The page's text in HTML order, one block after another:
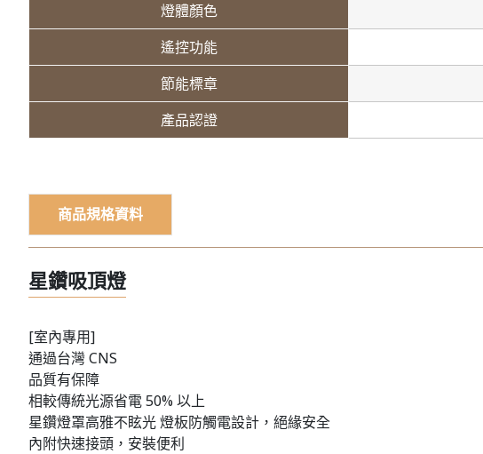
燈體顏色
遙控功能
節能標章
產品認證
商品規格資料
星鑽吸頂燈
[室內專用]
通過台灣 CNS
品質有保障
相較傳統光源省電 50% 以上
星鑽燈罩高雅不眩光 燈板防觸電設計，絕緣安全
內附快速接頭，安裝便利